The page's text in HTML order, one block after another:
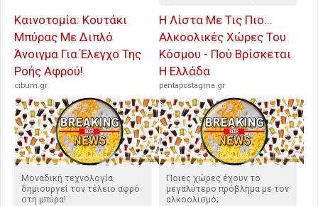
Καινοτομία: Κουτάκι
Μπύρας Με Διπλό
Άνοιγμα Για Έλεγχο Της
Ροής Αφρού!
cibum.gr
Μοναδική τεχνολογία
δημιουργεί τον τέλειο αφρό
στη μπύρα!
Η Λίστα Με Τις Πιο...
Αλκοολικές Χώρες Του
Κόσμου - Πού Βρίσκεται
Η Ελλάδα
pentapostagma.gr
Ποιες χώρες έχουν το
μεγαλύτερο πρόβλημα με τον
αλκοολισμό;